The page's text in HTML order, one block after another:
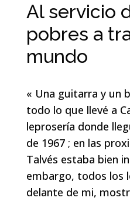
Al servicio
pobres a
mundo
« Una guitarra y un
todo lo que llevé a
leprosería donde
de 1967 ; en las
Talvés estaba bien
embargo, todos los
delante de mi,